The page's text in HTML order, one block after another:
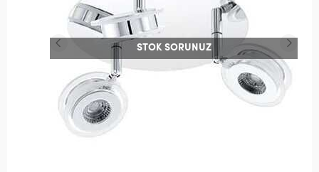
STOK SORUNUZ